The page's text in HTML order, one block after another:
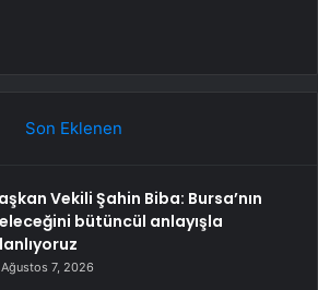
Son Eklenen
Vekili Şahin Biba: Bursa’nın
bütüncül anlayışla
Ağustos 7, 2026